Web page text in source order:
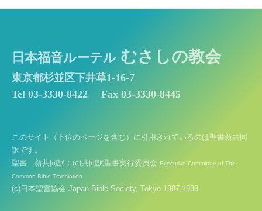
日本福音ルーテル むさしの教会
東京都杉並区下井草1-16-7
Tel 03-3330-8422
Fax 03-3330-8445
このサイト（下位のページを含む）に引用されているのは聖書新共同
訳です。
聖書 新共同訳：(c)共同訳聖書実行委員会 Executive Committee of The
Common Bible Translation
(c)日本聖書協会 Japan Bible Society, Tokyo 1987,1988